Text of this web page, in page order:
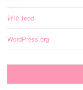
评论 feed
WordPress.org